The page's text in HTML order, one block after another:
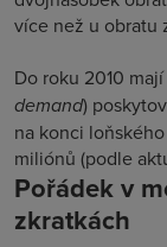
více než u obratu
Do roku 2010
demand)
na konci
miliónů (podle
Pořádek v
zkratkách